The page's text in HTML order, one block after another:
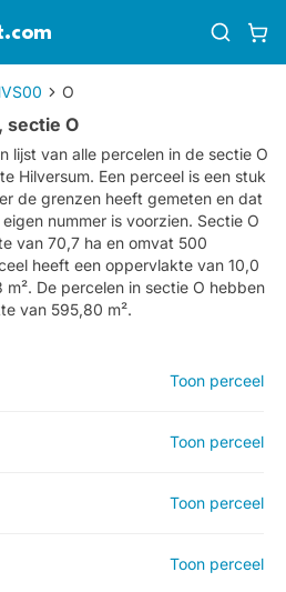
O
sectie O
lijst van alle percelen in de sectie O
Hilversum. Een perceel is een stuk
de grenzen heeft gemeten en dat
nummer is voorzien. Sectie O
van 70,7 ha en omvat 500
heeft een oppervlakte van 10,0
De percelen in sectie O hebben
van 595,80 m².
Toon perceel
Toon perceel
Toon perceel
Toon perceel